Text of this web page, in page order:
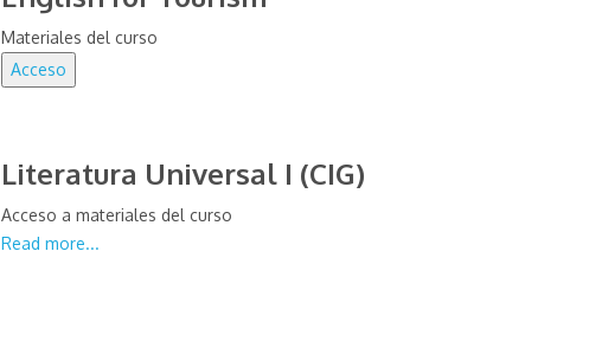
Materiales del curso
Literatura Universal I (CIG)
Acceso a materiales del curso
Read more...